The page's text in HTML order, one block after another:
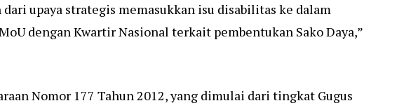
upaya strategis memasukkan isu disabilitas ke dalam
dengan Kwartir Nasional terkait pembentukan Sako Daya,”
Nomor 177 Tahun 2012, yang dimulai dari tingkat Gugus